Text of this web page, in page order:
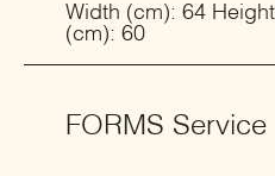
Width (cm): 64
(cm): 60
FORMS Service